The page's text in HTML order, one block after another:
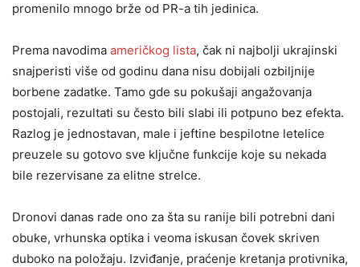
promenilo mnogo brže od PR-a tih jedinica.
Prema navodima američkog lista, čak ni najbolji ukrajinski
snajperisti više od godinu dana nisu dobijali ozbiljnije
borbene zadatke. Tamo gde su pokušaji angažovanja
postojali, rezultati su često bili slabi ili potpuno bez efekta.
Razlog je jednostavan, male i jeftine bespilotne letelice
preuzele su gotovo sve ključne funkcije koje su nekada
bile rezervisane za elitne strelce.
Dronovi danas rade ono za šta su ranije bili potrebni dani
obuke, vrhunska optika i veoma iskusan čovek skriven
duboko na položaju. Izviđanje, praćenje kretanja protivnika,